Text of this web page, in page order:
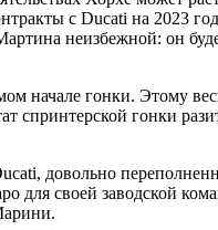
с Ducati на 2023
неизбежной: он
начале гонки. Этому
спринтерской гонки
довольно
для своей заводской